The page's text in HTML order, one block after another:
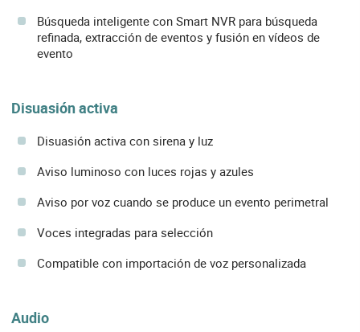
Búsqueda inteligente con Smart NVR para búsqueda
refinada, extracción de eventos y fusión en vídeos de
evento
Disuasión activa
Disuasión activa con sirena y luz
Aviso luminoso con luces rojas y azules
Aviso por voz cuando se produce un evento perimetral
Voces integradas para selección
Compatible con importación de voz personalizada
Audio